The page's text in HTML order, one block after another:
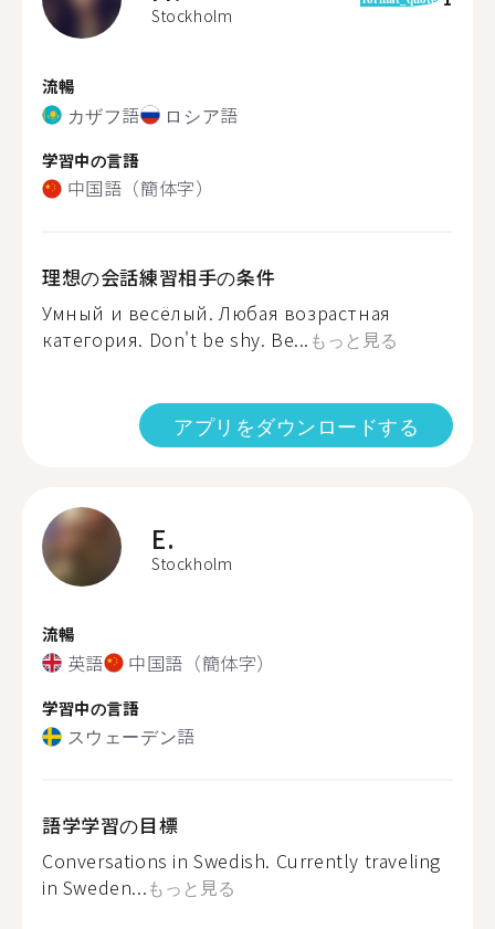
Stockholm
流暢
カザフ語 ロシア語
学習中の言語
中国語（簡体字）
理想の会話練習相手の条件
Умный и весёлый. Любая возрастная
категория. Don't be shy. Be... もっと見る
アプリをダウンロードする
E.
Stockholm
流暢
英語 中国語（簡体字）
学習中の言語
スウェーデン語
語学学習の目標
Conversations in Swedish. Currently traveling
in Sweden...もっと見る